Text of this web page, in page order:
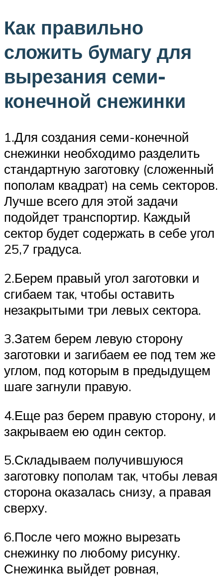
Как правильно
сложить бумагу для
вырезания семи-
конечной снежинки
1.Для создания семи-конечной
снежинки необходимо разделить
стандартную заготовку (сложенный
пополам квадрат) на семь секторов.
Лучше всего для этой задачи
подойдет транспортир. Каждый
сектор будет содержать в себе угол
25,7 градуса.
2.Берем правый угол заготовки и
сгибаем так, чтобы оставить
незакрытыми три левых сектора.
3.Затем берем левую сторону
заготовки и загибаем ее под тем же
углом, под которым в предыдущем
шаге загнули правую.
4.Еще раз берем правую сторону, и
закрываем ею один сектор.
5.Складываем получившуюся
заготовку пополам так, чтобы левая
сторона оказалась снизу, а правая
сверху.
6.После чего можно вырезать
снежинку по любому рисунку.
Снежинка выйдет ровная,